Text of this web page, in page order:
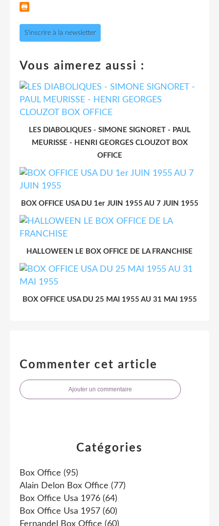
S'inscrire à la newsletter
Vous aimerez aussi :
LES DIABOLIQUES - SIMONE SIGNORET - PAUL
MEURISSE - HENRI GEORGES CLOUZOT BOX
OFFICE
BOX OFFICE USA DU 1er JUIN 1955 AU 7 JUIN 1955
HALLOWEEN LE BOX OFFICE DE LA FRANCHISE
BOX OFFICE USA DU 25 MAI 1955 AU 31 MAI 1955
Commenter cet article
Ajouter un commentaire
Catégories
Box Office (95)
Alain Delon Box Office (77)
Box Office Usa 1976 (64)
Box Office Usa 1957 (60)
Fernandel Box Office (60)